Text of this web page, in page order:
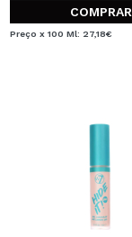
COMPRAR
Preço x 100 Ml: 27,18€